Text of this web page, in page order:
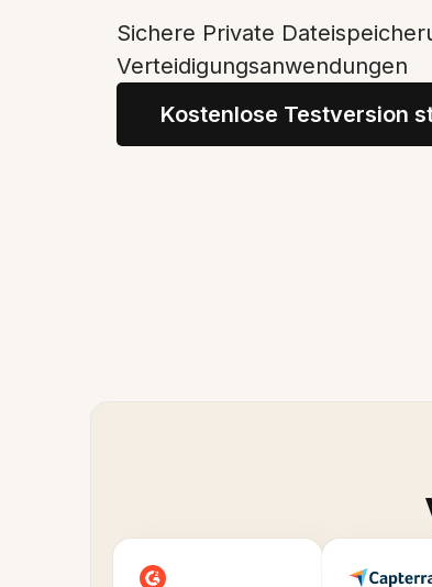
Sichere Private
Verteidigungsanwendungen
Kostenlose Testversion